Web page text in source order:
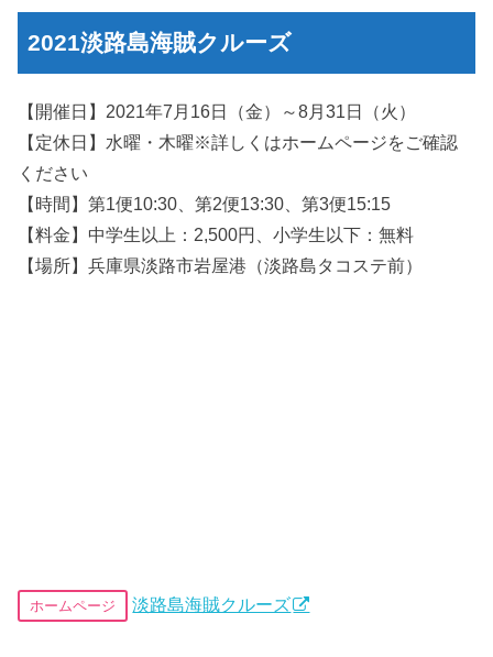
2021淡路島海賊クルーズ
【開催日】2021年7月16日（金）～8月31日（火）
【定休日】水曜・木曜※詳しくはホームページをご確認
ください
【時間】第1便10:30、第2便13:30、第3便15:15
【料金】中学生以上：2,500円、小学生以下：無料
【場所】兵庫県淡路市岩屋港（淡路島タコステ前）
ホームページ 淡路島海賊クルーズ